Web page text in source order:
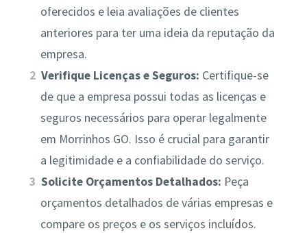
oferecidos e leia avaliações de clientes
anteriores para ter uma ideia da reputação da
empresa.
Verifique Licenças e Seguros: Certifique-se
de que a empresa possui todas as licenças e
seguros necessários para operar legalmente
em Morrinhos GO. Isso é crucial para garantir
a legitimidade e a confiabilidade do serviço.
Solicite Orçamentos Detalhados: Peça
orçamentos detalhados de várias empresas e
compare os preços e os serviços incluídos.